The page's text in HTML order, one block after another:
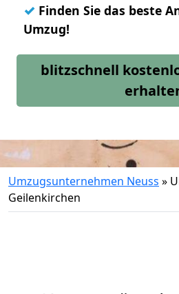
✓ Finden Sie das beste
Umzug!
blitzschnell
Umzugsunternehmen Neuss »
Geilenkirchen